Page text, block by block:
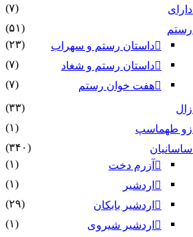
دارای
(۷)
رستم
(۵۱)
داستان رستم و سهراب
(۲۳)
داستان رستم و شغاد
(۷)
هفت خوان رستم‏
(۷)
زال
(۳۳)
زو طهماسپ‏
(۱)
ساسانیان
(۳۴۰)
آزرم دخت
(۱)
اردشیر
(۱)
اردشیر بابکان
(۲۹)
اردشیر شیروی
(۱)